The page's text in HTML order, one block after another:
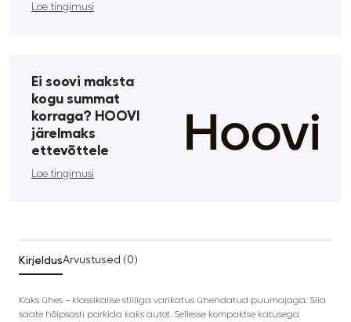
Loe tingimusi
Ei soovi maksta
kogu summat
korraga? HOOVI
järelmaks
ettevõttele
Loe tingimusi
KirjeldusArvustused (0)
Kaks ühes – klassikalise stiiliga varikatus ühendatud puumajaga. Siia
saate hõlpsasti parkida kaks autot. Sellesse kompaktse katusega